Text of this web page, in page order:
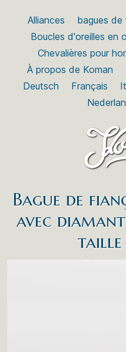
Alliances bagues de
Boucles d'oreilles en
Chevalières pour
À propos de Koman
Deutsch
Français
Bague de
avec
taille